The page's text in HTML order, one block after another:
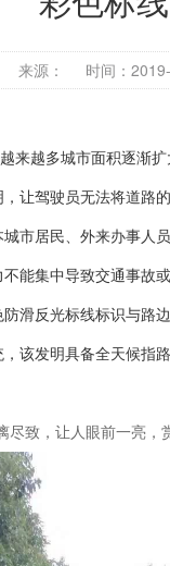
来源： 时间：
来越多城市面积逐渐
让驾驶员无法将道
市居民、外来办事
能集中导致交通事
滑反光标线标识与路
发明具备全天候指
致，让人眼前一亮，